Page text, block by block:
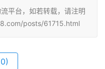
平台，如若转载，请注明
posts/61715.html
0)